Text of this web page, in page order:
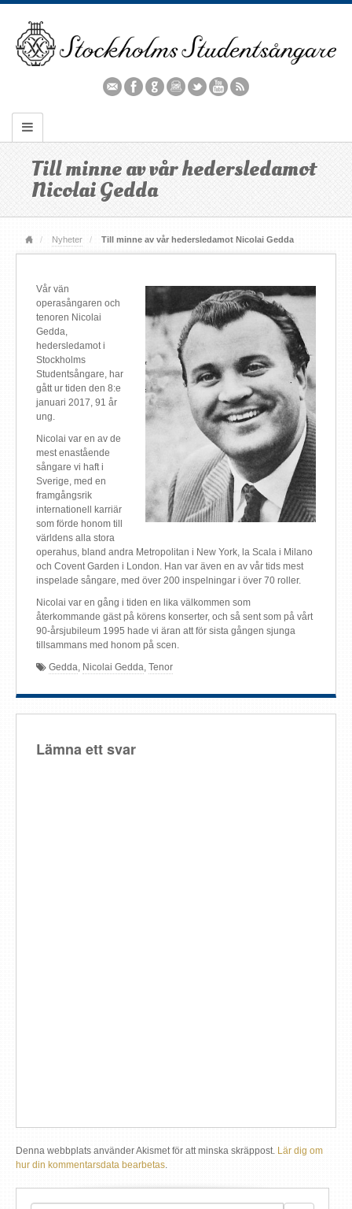
Till minne av vår hedersledamot
Nicolai Gedda
Nyheter Till minne av vår hedersledamot Nicolai Gedda
Vår vän
operasångaren och
tenoren Nicolai
Gedda,
hedersledamot i
Stockholms
Studentsångare, har
gått ur tiden den 8:e
januari 2017, 91 år
ung.
Nicolai var en av de
mest enastående
sångare vi haft i
Sverige, med en
framgångsrik
internationell karriär
som förde honom till
världens alla stora
operahus, bland andra Metropolitan i New York, la Scala i Milano
och Covent Garden i London. Han var även en av vår tids mest
inspelade sångare, med över 200 inspelningar i över 70 roller.
Nicolai var en gång i tiden en lika välkommen som
återkommande gäst på körens konserter, och så sent som på vårt
90-årsjubileum 1995 hade vi äran att för sista gången sjunga
tillsammans med honom på scen.
Gedda Nicolai Gedda Tenor
Lämna ett svar
Denna webbplats använder Akismet för att minska skräppost. Lär dig om
hur din kommentarsdata bearbetas